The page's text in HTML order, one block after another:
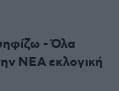
- Όλα
ΝΕΑ εκλογική